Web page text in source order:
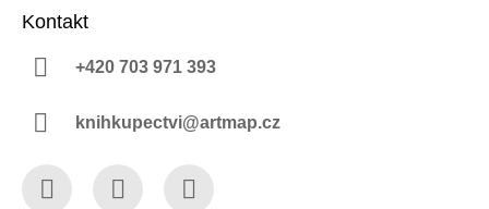
Kontakt
+420 703 971 393
knihkupectvi@artmap.cz